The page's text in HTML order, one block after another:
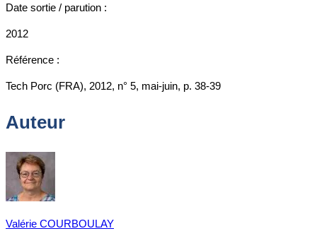
Date sortie / parution :
2012
Référence :
Tech Porc (FRA), 2012, n° 5, mai-juin, p. 38-39
Auteur
Valérie COURBOULAY